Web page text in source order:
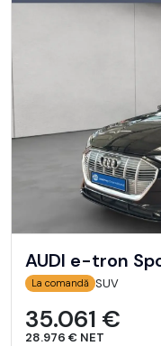
AUDI e-tron
La comandă SUV
35.061 €
28.976 € NET